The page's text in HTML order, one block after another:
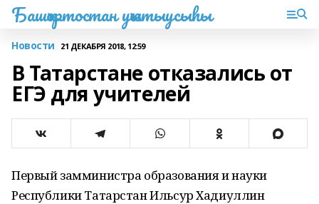
Башҡортостан уҡытыусыһы
Новости 21 ДЕКАБРЯ 2018, 12:59
В Татарстане отказались от
ЕГЭ для учителей
Первый замминистра образования и науки
Республики Татарстан Ильсур Хадиуллин